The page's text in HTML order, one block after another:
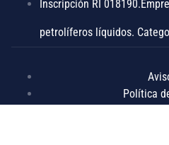
Inscripción RI
petrolíferos líquidos.
Política